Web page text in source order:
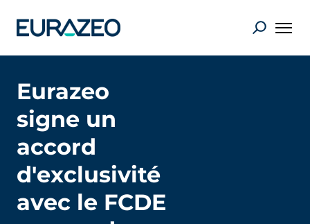
Eurazeo
signe un
accord
d'exclusivité
avec le FCDE